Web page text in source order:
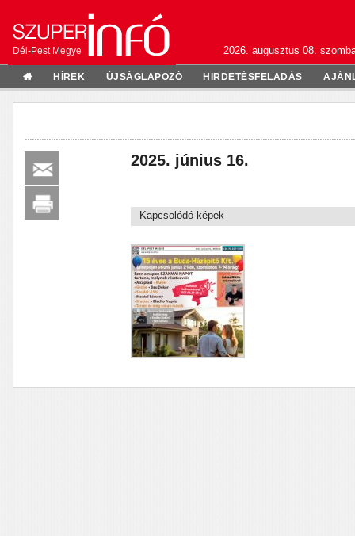
Dél-Pest Megye 2026. augusztus 08.
HÍREK ÚJSÁGLAPOZÓ HIRDETÉSFELADÁS
2025. június 16.
Kapcsolódó képek